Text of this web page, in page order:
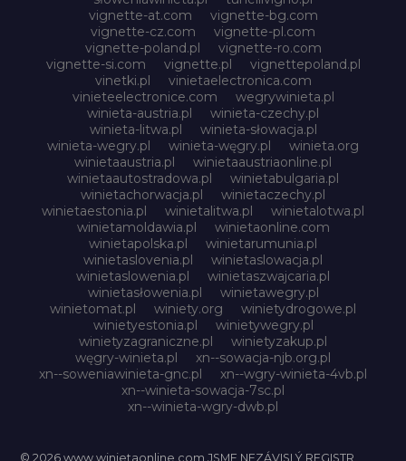
vignette-at.com
vignette-bg.com
vignette-cz.com
vignette-pl.com
vignette-poland.pl
vignette-ro.com
vignette-si.com
vignette.pl
vignettepoland.pl
vinetki.pl
vinietaelectronica.com
vinieteelectronice.com
wegrywinieta.pl
winieta-austria.pl
winieta-czechy.pl
winieta-litwa.pl
winieta-słowacja.pl
winieta-wegry.pl
winieta-węgry.pl
winieta.org
winietaaustria.pl
winietaaustriaonline.pl
winietaautostradowa.pl
winietabulgaria.pl
winietachorwacja.pl
winietaczechy.pl
winietaestonia.pl
winietalitwa.pl
winietalotwa.pl
winietamoldawia.pl
winietaonline.com
winietapolska.pl
winietarumunia.pl
winietaslovenia.pl
winietaslowacja.pl
winietaslowenia.pl
winietaszwajcaria.pl
winietasłowenia.pl
winietawegry.pl
winietomat.pl
winiety.org
winietydrogowe.pl
winietyestonia.pl
winietywegry.pl
winietyzagraniczne.pl
winietyzakup.pl
węgry-winieta.pl
xn--sowacja-njb.org.pl
xn--soweniawinieta-gnc.pl
xn--wgry-winieta-4vb.pl
xn--winieta-sowacja-7sc.pl
xn--winieta-wgry-dwb.pl
© 2026 www.winietaonline.com JSME NEZÁVISLÝ REGISTR